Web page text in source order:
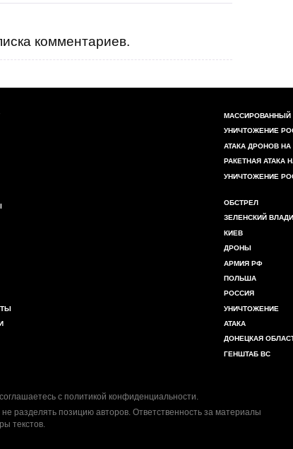
комментариев.
МАССИРОВАННЫЙ
УНИЧТОЖЕНИЕ
АТАКА ДРОНОВ
РАКЕТНАЯ АТАКА
УНИЧТОЖЕНИЕ
ОБСТРЕЛ
ЗЕЛЕНСКИЙ
КИЕВ
ДРОНЫ
АРМИЯ РФ
ПОЛЬША
РОССИЯ
УНИЧТОЖЕНИЕ
АТАКА
ДОНЕЦКАЯ
ГЕНШТАБ ВС
с политикой конфиденциальности.
разделять позицию авторов. Ответственность за материалы
текстов.